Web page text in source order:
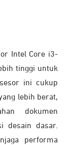
Intel Core i3-
tinggi untuk
ini cukup
lebih berat,
dokumen
desain dasar.
performa